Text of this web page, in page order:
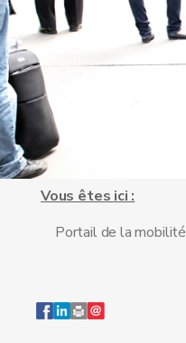
Vous êtes ici :
Portail de la mobilité